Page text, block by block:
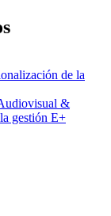
de la
&
gestión E+